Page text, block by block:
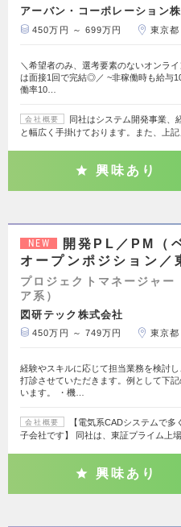
アーバン・コーポレーション
450万円 ～ 699万円 東京都
＼希望者のみ、選考要素のないオンラ
は面接1回で完結◎／ ~非稼働時も給与
働率10…
会社概要
同社はシステム開発事業、
と幅広く手掛けております。また、上
興味あり
NEW
開発PL／PM（
オープンポジション／
プロジェクトマネージャー
ア系）
図研テック株式会社
450万円 ～ 749万円 東京都
経験やスキルに応じて担当業務を検討
打診させていただきます。例として下
います。 ・機…
会社概要
【電気系CADシステムで
子会社です】 同社は、東証プライム上
興味あり